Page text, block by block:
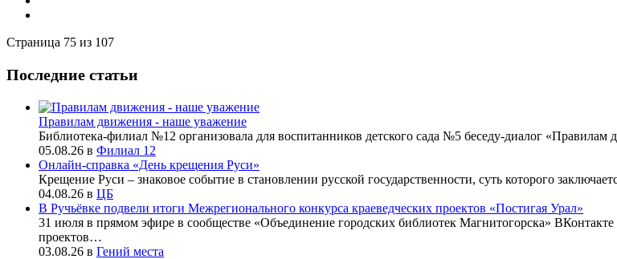
Страница 75 из 107
Последние статьи
Правилам движения - наше уважение
Библиотека-филиал №12 организовала для воспитанников детского сада №5 беседу-диалог
05.08.26 в Филиал 12
Онлайн-справка «День крещения Руси»
Крещение Руси – знаковое событие в становлении русской государственности, суть которого
04.08.26 в ЦБ
В Ручьёвке подвели итоги Межрегионального конкурса краеведческих проектов «Постигая Урал»
31 июля в прямом эфире в сообществе «Объединение городских библиотек Магнитогорска»
проектов…
03.08.26 в Гений места